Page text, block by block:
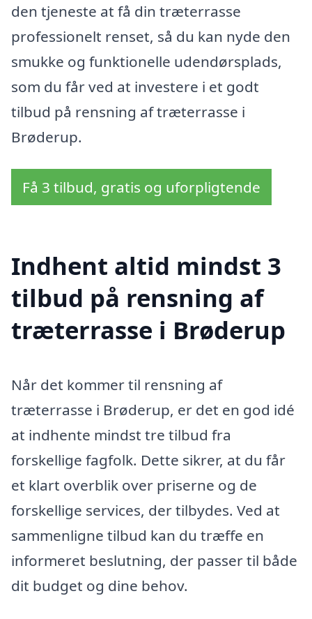
den tjeneste at få din træterrasse
professionelt renset, så du kan nyde den
smukke og funktionelle udendørsplads,
som du får ved at investere i et godt
tilbud på rensning af træterrasse i
Brøderup.
Få 3 tilbud, gratis og uforpligtende
Indhent altid mindst 3
tilbud på rensning af
træterrasse i Brøderup
Når det kommer til rensning af
træterrasse i Brøderup, er det en god idé
at indhente mindst tre tilbud fra
forskellige fagfolk. Dette sikrer, at du får
et klart overblik over priserne og de
forskellige services, der tilbydes. Ved at
sammenligne tilbud kan du træffe en
informeret beslutning, der passer til både
dit budget og dine behov.